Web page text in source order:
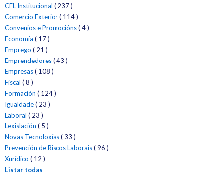
CEL Institucional ( 237 )
Comercio Exterior( 114 )
Convenios e Promocións( 4 )
Economía ( 17 )
Emprego ( 21 )
Emprendedores( 43 )
Empresas( 108 )
Fiscal ( 8 )
Formación ( 124 )
Igualdade( 23 )
Laboral ( 23 )
Lexislación ( 5 )
Novas Tecnoloxías( 33 )
Prevención de Riscos Laborais( 96 )
Xurídico ( 12 )
Listar todas